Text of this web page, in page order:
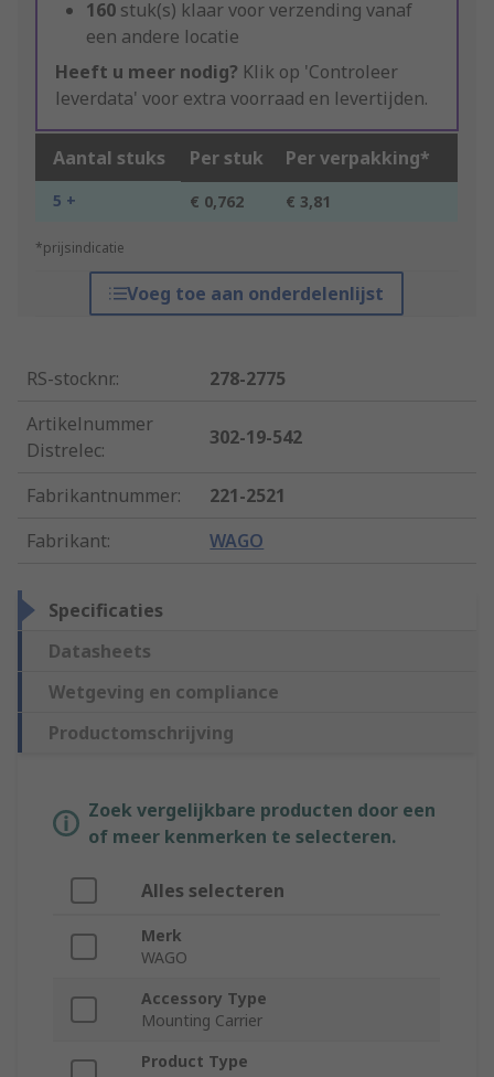
160 stuk(s) klaar voor verzending vanaf
een andere locatie
Heeft u meer nodig? Klik op 'Controleer
leverdata' voor extra voorraad en levertijden.
Aantal stuks Per stuk Per verpakking*
5 + € 0,762 € 3,81
*prijsindicatie
Voeg toe aan onderdelenlijst
RS-stocknr.:
278-2775
Artikelnummer
Distrelec:
302-19-542
Fabrikantnummer:
221-2521
Fabrikant: WAGO
Specificaties
Datasheets
Wetgeving en compliance
Productomschrijving
Zoek vergelijkbare producten door een
of meer kenmerken te selecteren.
Alles selecteren
Merk
WAGO
Accessory Type
Mounting Carrier
Product Type